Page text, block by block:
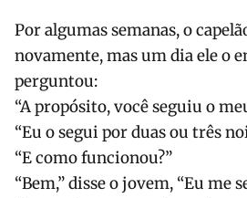
Por algumas semanas, o
novamente, mas um dia ele o
perguntou:
“A propósito, você seguiu o
“Eu o segui por duas ou três
“E como funcionou?”
“Bem,” disse o jovem, “Eu me